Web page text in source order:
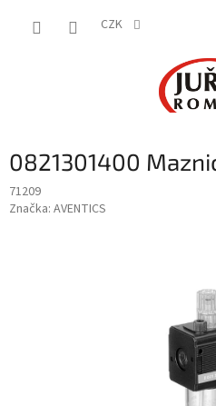
CZK
0821301400
71209
Značka: AVENTICS